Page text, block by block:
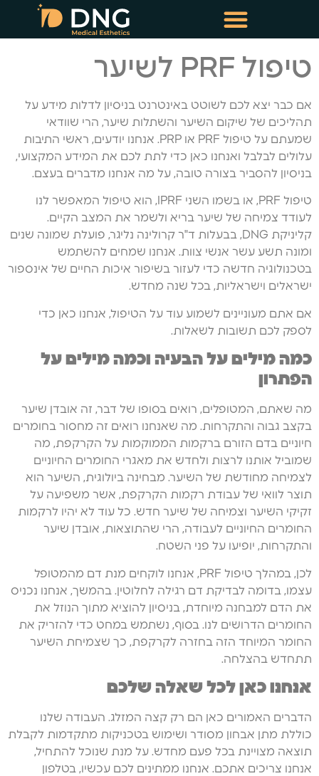
טיפול PRF לשיער
אם כבר יצא לכם לשוטט באינטרנט בניסיון לדלות מידע על
תהליכים של שיקום השיער והשתלות שיער, הרי שוודאי
שמעתם על טיפול PRF או PRP. אנחנו יודעים, ראשי התיבות
עלולים לבלבל ואנחנו כאן כדי לתת לכם את המידע המקצועי,
בניסיון להסביר בצורה טובה, על מה אנחנו מדברים בעצם.
טיפול PRF, או בשמו השני IPRF, הוא טיפול המאפשר לנו
לעודד צמיחה של שיער בריא ולשמר את המצב הקיים.
קליניקת DNG, בבעלות ד"ר קרולינה נליגר, פועלת שמונה שנים
ומונה תשע עשר אנשי צוות. אנחנו שמחים להשתמש
בטכנולוגיה חדשה כדי לעזור בשיפור איכות החיים של אינספור
ישראלים וישראליות, בכל שנה מחדש.
אם אתם מעוניינים לשמוע עוד על הטיפול, אנחנו כאן כדי
לספק לכם תשובות לשאלות.
כמה מילים על הבעיה וכמה מילים על
הפתרון
מה שאתם, המטופלים, רואים בסופו של דבר, זה אובדן שיער
בקצב גבוה והתקרחות. מה שאנחנו רואים זה מחסור בחומרים
חיוניים בדם הזורם ברקמות הממוקמות על הקרקפת, מה
שמוביל אותנו לרצות ולחדש את מאגרי החומרים החיוניים
לצמיחה מחודשת של השיער. מבחינה ביולוגית, השיער הוא
תוצר לוואי של עבודת רקמות הקרקפת, אשר משפיעה על
זקיקי השיער וצמיחה של שיער חדש. כל עוד לא יהיו לרקמות
החומרים החיוניים לעבודה, הרי שהתוצאות, אובדן שיער
והתקרחות, יופיעו על פני השטח.
לכן, במהלך טיפול PRF, אנחנו לוקחים מנת דם מהמטופל
עצמו, בדומה לבדיקת דם רגילה לחלוטין. בהמשך, אנחנו נכניס
את הדם למבחנה מיוחדת, בניסיון להוציא מתוך הנוזל את
החומרים הדרושים לנו. בסוף, נשתמש במחט כדי להזריק את
החומר המיוחד הזה בחזרה לקרקפת, כך שצמיחת השיער
תתחדש בהצלחה.
אנחנו כאן לכל שאלה שלכם
הדברים האמורים כאן הם רק קצה המזלג. העבודה שלנו
כוללת מתן אבחון מסודר ושימוש בטכניקות מתקדמות לקבלת
תוצאה מצויינת בכל פעם מחדש. על מנת שנוכל להתחיל,
אנחנו צריכים אתכם. אנחנו ממתינים לכם עכשיו, בטלפון